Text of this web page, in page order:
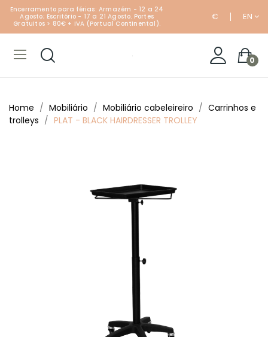
Encerramento para férias: Armazém - 12 a 24
Agosto; Escritório - 17 a 21 Agosto. Portes
Gratuitos > 80€ + IVA (Portual Continental).
€ EN
0
Home Mobiliário Mobiliário cabeleireiro
Carrinhos e
trolleys
PLAT - BLACK HAIRDRESSER TROLLEY